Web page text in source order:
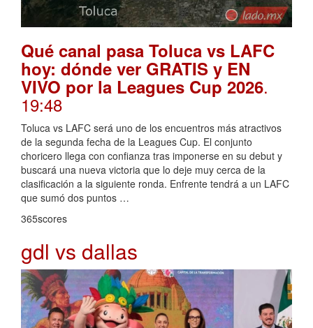
Qué canal pasa Toluca vs LAFC
hoy: dónde ver GRATIS y EN
VIVO por la Leagues Cup 2026.
19:48
Toluca vs LAFC será uno de los encuentros más atractivos
de la segunda fecha de la Leagues Cup. El conjunto
choricero llega con confianza tras imponerse en su debut y
buscará una nueva victoria que lo deje muy cerca de la
clasificación a la siguiente ronda. Enfrente tendrá a un LAFC
que sumó dos puntos …
365scores
gdl vs dallas